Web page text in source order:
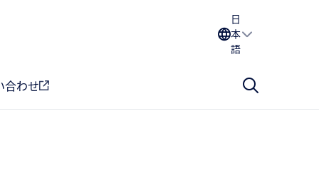
日
本
語
合わせ